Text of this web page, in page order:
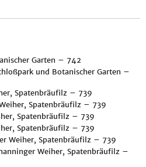
Garten – 742
und Botanischer Garten –
Spatenbräufilz – 739
Spatenbräufilz – 739
Spatenbräufilz – 739
Spatenbräufilz – 739
Weiher, Spatenbräufilz – 739
Weiher, Spatenbräufilz –